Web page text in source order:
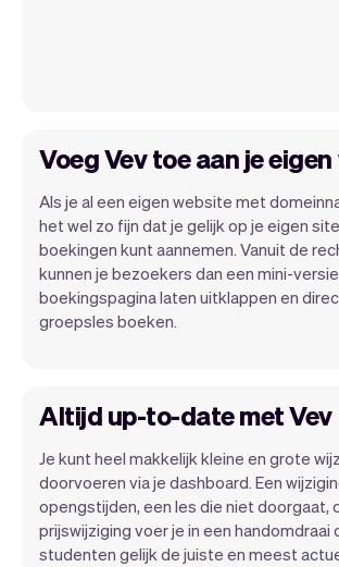
Voeg Vev toe aan je
Als je al een eigen website met
het wel zo fijn dat je gelijk op je eigen
boekingen kunt aannemen. Vanuit de
kunnen je bezoekers dan een mini-
boekingspagina laten uitklappen en
groepsles boeken.
Altijd up-to-date met Vev
Je kunt heel makkelijk kleine en grote
doorvoeren via je dashboard. Een
opengstijden, een les die niet doorgaat,
prijswijziging voer je in een handomdraai
studenten gelijk de juiste en meest